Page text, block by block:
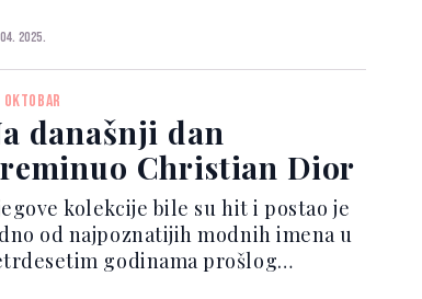
haljina, a godinu kasnije
haute couture ansambl
Japonais. Godine...
2025.
današnji dan
Christian Dior
kolekcije bile su hit i postao je
od najpoznatijih modnih imena u
godinama prošlog